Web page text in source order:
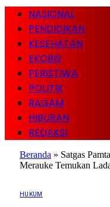
NASIONAL
PENDIDIKAN
KESEHATAN
EKOBIS
PERISTIWA
POLITIK
RAGAM
HIBURAN
REDAKSI
Beranda » Satgas
Merauke Temukan
HUKUM